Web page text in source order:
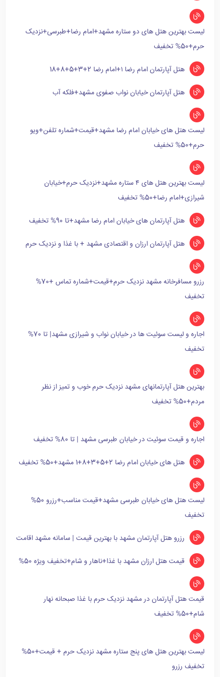
لیست بهترین هتل های دو ستاره مشهد+امام رضا+طبرسی+نزدیک
حرم+50% تخفیف
هتل آپارتمان امام رضا ۱+امام رضا 2+3+5+8+18
هتل آپارتمان خیابان نواب صفوی مشهد+فلکه آب
لیست هتل های خیابان امام رضا مشهد+قیمت+شماره تلفن+ویو
حرم+50% تخفیف
لیست بهترین هتل های ۴ ستاره مشهد+نزدیک حرم+خیابان
شیرازی+امام رضا+50% تخفیف
هتل آپارتمان های خیابان امام رضا مشهد+تا 90% تخفیف
هتل آپارتمان ارزان و اقتصادی مشهد + با غذا و نزدیک حرم
رزرو مسافرخانه مشهد نزدیک حرم+قیمت+شماره تماس +70%
تخفیف
اجاره و لیست سوئیت ها در خیابان نواب و شیرازی مشهد| تا 70%
تخفیف
بهترین هتل آپارتمانهای مشهد نزدیک حرم خوب و تمیز از نظر
مردم+50% تخفیف
اجاره و قیمت سوئیت در خیابان طبرسی مشهد | تا 80% تخفیف
هتل های خیابان امام رضا 2+5+3+8+1 مشهد+50% تخفیف
لیست هتل های خیابان طبرسی مشهد+قیمت مناسب+رزرو 50%
تخفیف
رزرو هتل آپارتمان مشهد با بهترین قیمت | سامانه مشهد اقامت
قیمت هتل ارزان مشهد با غذا+ناهار و شام+تخفیف ویژه 50%
قیمت هتل آپارتمان در مشهد نزدیک حرم با غذا صبحانه نهار
شام+50% تخفیف
لیست بهترین هتل های پنج ستاره مشهد نزدیک حرم + قیمت+50%
تخفیف رزرو